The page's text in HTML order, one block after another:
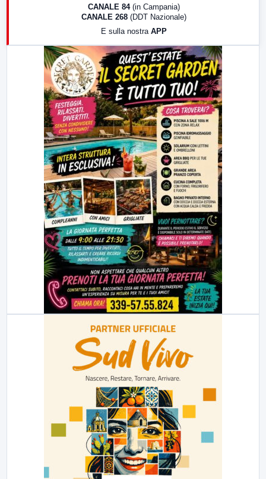
LabNews (replica)
CANALE 84 (in Campania)
CANALE 268 (DDT Nazionale)
E sulla nostra APP